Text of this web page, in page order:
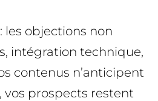
les objections non
intégration technique,
contenus n’anticipent
vos prospects restent